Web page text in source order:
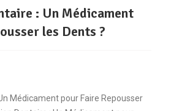
: Un Médicament
les Dents ?
Médicament pour Faire Repousser